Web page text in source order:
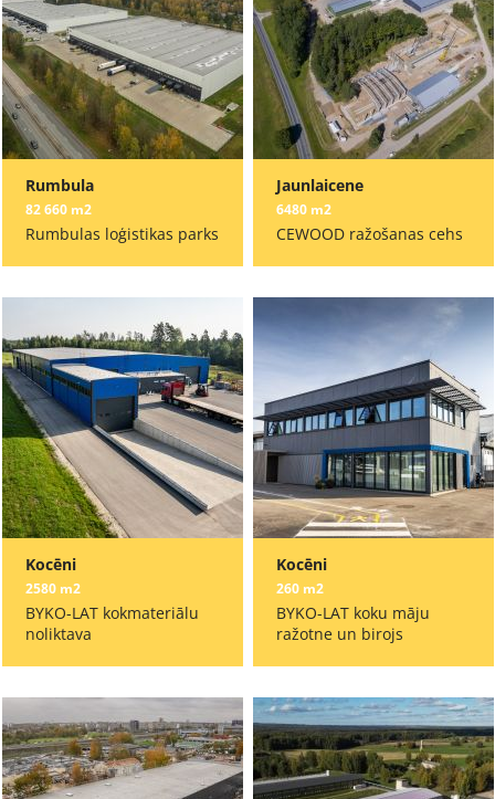
Rumbula
82 660 m2
Rumbulas loģistikas parks
Jaunlaicene
6480 m2
CEWOOD ražošanas cehs
Kocēni
2580 m2
BYKO-LAT kokmateriālu
noliktava
Kocēni
260 m2
BYKO-LAT koku māju
ražotne un birojs